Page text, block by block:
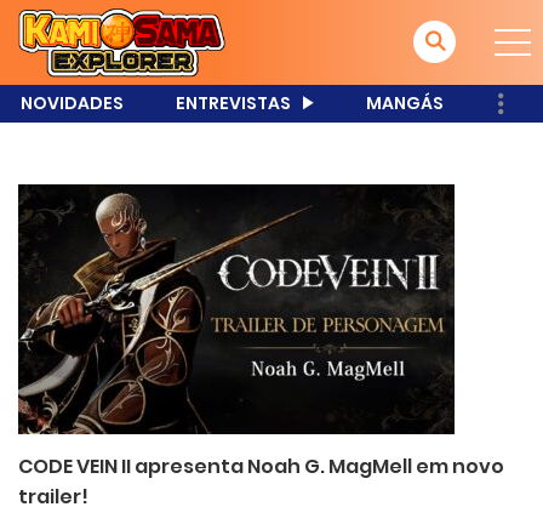
NOVIDADES ENTREVISTAS MANGÁS
CODE VEIN II apresenta Noah G. MagMell em novo
trailer!